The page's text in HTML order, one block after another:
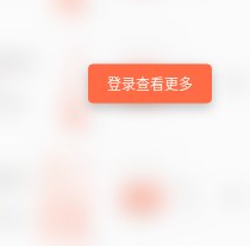
登录查看更多